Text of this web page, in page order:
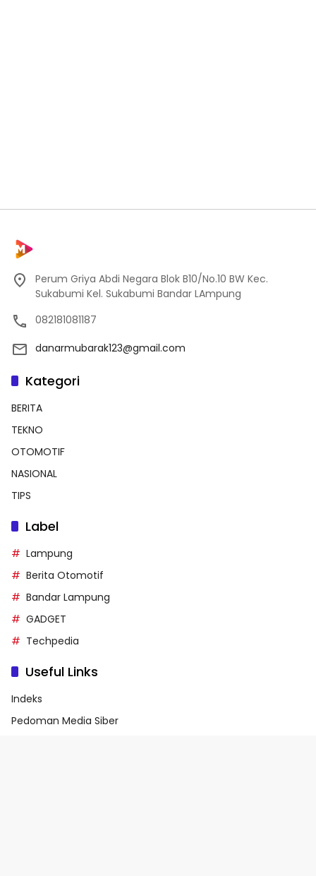
Perum Griya Abdi Negara Blok B10/No.10 BW Kec.
Sukabumi Kel. Sukabumi Bandar LAmpung
082181081187
danarmubarak123@gmail.com
Kategori
BERITA
TEKNO
OTOMOTIF
NASIONAL
TIPS
Label
Lampung
Berita Otomotif
Bandar Lampung
GADGET
Techpedia
Useful Links
Indeks
Pedoman Media Siber